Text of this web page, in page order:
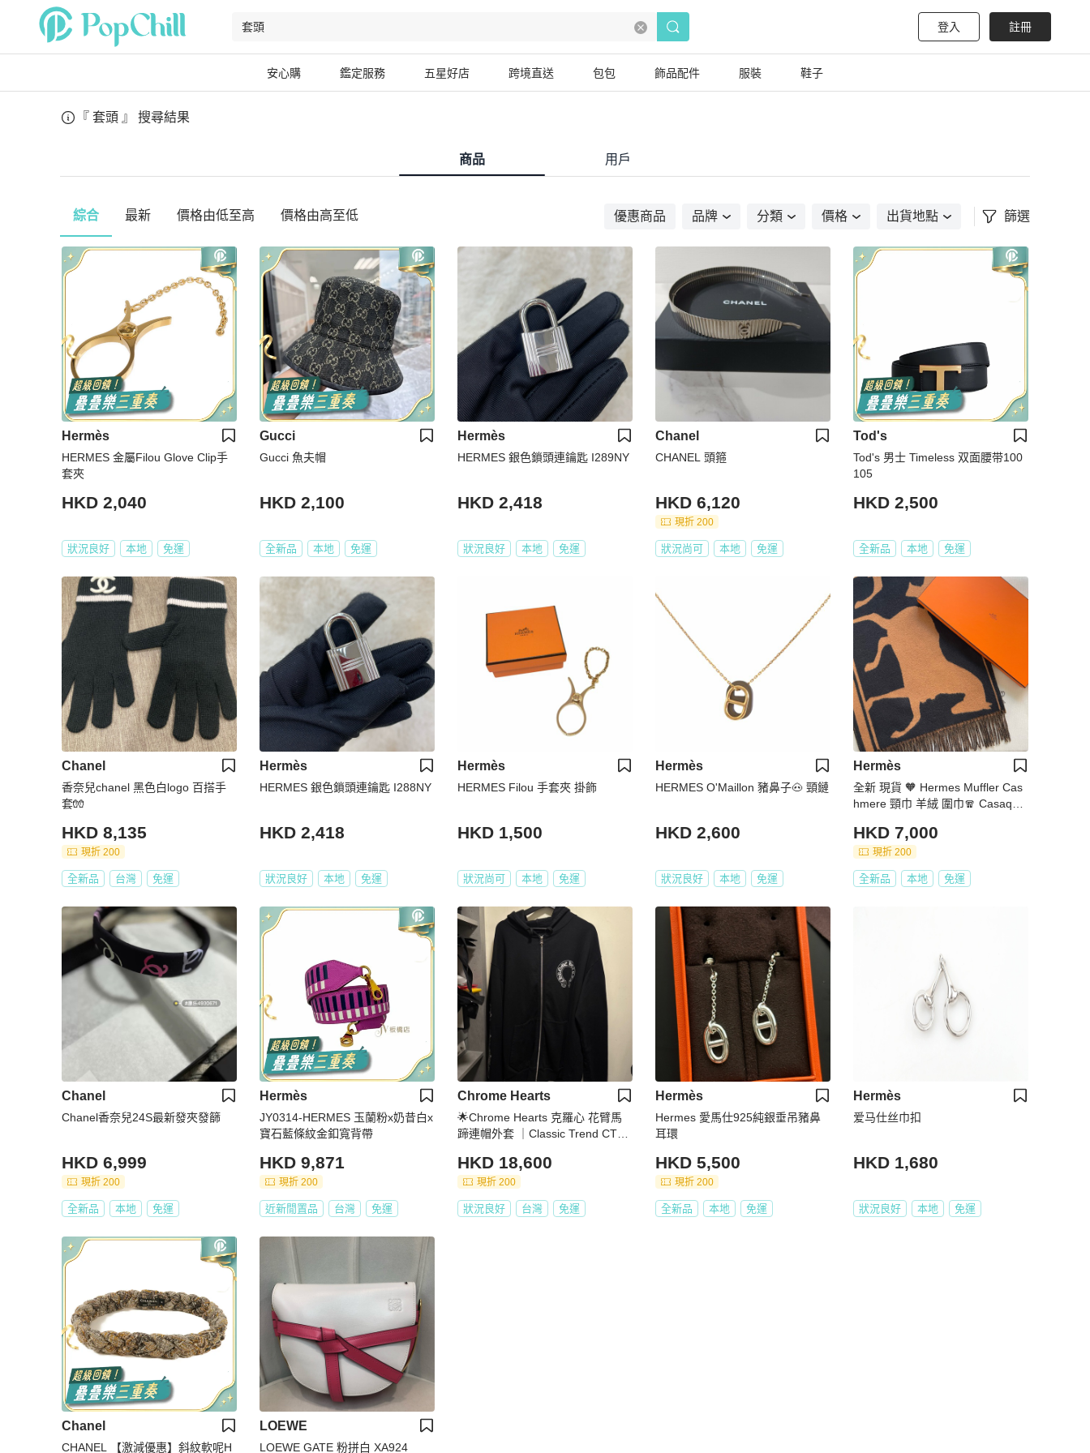
登入 註冊
安心購 鑑定服務 五星好店 跨境直送 包包 飾品配件 服裝 鞋子
『 套頭 』 搜尋結果
商品 用戶
綜合 最新 價格由低至高 價格由高至低 優惠商品 品牌 分類 價格 出貨地點 篩選
Hermès
HERMES 金屬Filou Glove Clip手
套夾
HKD 2,040
狀況良好 本地 免運
Gucci
Gucci 魚夫帽
HKD 2,100
全新品 本地 免運
Hermès
HERMES 銀色鎖頭連鑰匙 I289NY
HKD 2,418
狀況良好 本地 免運
Chanel
CHANEL 頭箍
HKD 6,120
現折 200
狀況尚可 本地 免運
Tod's
Tod's 男士 Timeless 双面腰带100
105
HKD 2,500
全新品 本地 免運
Chanel
香奈兒chanel 黑色白logo 百搭手
套🧤
HKD 8,135
現折 200
全新品 台灣 免運
Hermès
HERMES 銀色鎖頭連鑰匙 I288NY
HKD 2,418
狀況良好 本地 免運
Hermès
HERMES Filou 手套夾 掛飾
HKD 1,500
狀況尚可 本地 免運
Hermès
HERMES O'Maillon 豬鼻子🐽 頸鏈
HKD 2,600
狀況良好 本地 免運
Hermès
全新 現貨 🧡 Hermes Muffler Cas
hmere 頸巾 羊絨 圍巾🧣 Casaque
HKD 7,000
現折 200
全新品 本地 免運
Chanel
Chanel香奈兒24S最新發夾發篩
HKD 6,999
現折 200
全新品 本地 免運
Hermès
JY0314-HERMES 玉蘭粉x奶昔白x
寶石藍條紋金釦寬背帶
HKD 9,871
現折 200
近新閒置品 台灣 免運
Chrome Hearts
🌟Chrome Hearts 克羅心 花臂馬
蹄連帽外套 ｜Classic Trend CT精
HKD 18,600
現折 200
狀況良好 台灣 免運
Hermès
Hermes 愛馬仕925純銀垂吊豬鼻
耳環
HKD 5,500
現折 200
全新品 本地 免運
Hermès
爱马仕丝巾扣
HKD 1,680
狀況良好 本地 免運
Chanel
CHANEL 【激減優惠】斜紋軟呢H
LOEWE
LOEWE GATE 粉拼白 XA924